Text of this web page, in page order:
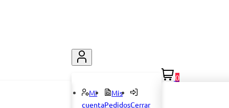
Mi
cuenta
Mis
PedidosCerrar
0